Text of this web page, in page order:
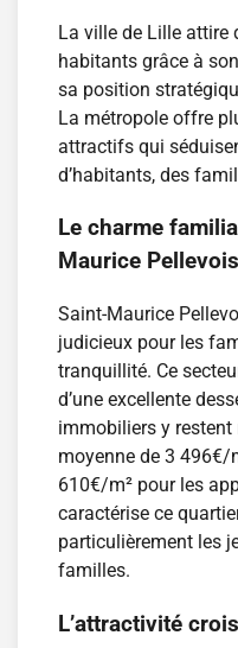
La ville de Lille attire
habitants grâce à
sa position
La métropole offre
attractifs qui
d’habitants, des
Le charme
Maurice
Saint-Maurice
judicieux pour les
tranquillité. Ce
d’une excellente
immobiliers y
moyenne de 3 496€/
610€/m² pour les
caractérise ce
particulièrement les
familles.
L’attractivité